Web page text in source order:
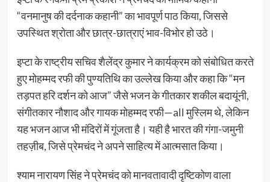
“वनमानुष की दर्दनाक कहानी” का भावपूर्ण पाठ किया, जिससे
उपस्थित श्रोता और छात्र-छात्राएं भाव-विभोर हो उठे।
इप्टा के राष्ट्रीय सचिव शैलेंद्र कुमार ने कार्यक्रम को संबोधित करते
हुए मोहम्मद रफी की पुण्यतिथि का उल्लेख किया और कहा कि “मन
तड़पत हरि दर्शन को आज” जैसे भजन के गीतकार शकील बदायूंनी,
संगीतकार नौशाद और गायक मोहम्मद रफी—all मुस्लिम थे, लेकिन
यह भजन आज भी मंदिरों में गूंजता है। यही है भारत की गंगा-जमुनी
तहज़ीब, जिसे प्रेमचंद ने अपने साहित्य में आत्मसात किया।
श्याम नारायण सिंह ने प्रेमचंद को मानवतावादी दृष्टिकोण वाला